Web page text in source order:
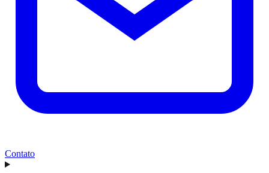
Contato